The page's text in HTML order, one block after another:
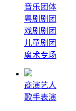
音乐团体
粤剧剧团
戏剧剧团
儿童剧团
魔术专场
商演艺人
歌手表演